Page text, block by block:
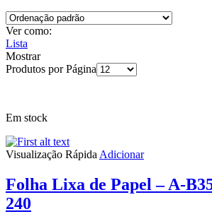
Ver como:
Lista
Mostrar
Produtos por Página
Em stock
Visualização Rápida Adicionar
Folha Lixa de Papel – A-
240